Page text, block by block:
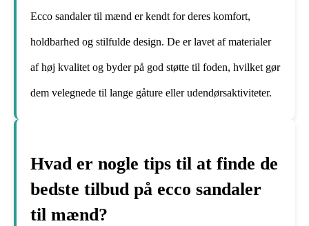
Ecco sandaler til mænd er kendt for deres komfort,
holdbarhed og stilfulde design. De er lavet af materialer
af høj kvalitet og byder på god støtte til foden, hvilket gør
dem velegnede til lange gåture eller udendørsaktiviteter.
Hvad er nogle tips til at finde de
bedste tilbud på ecco sandaler
til mænd?